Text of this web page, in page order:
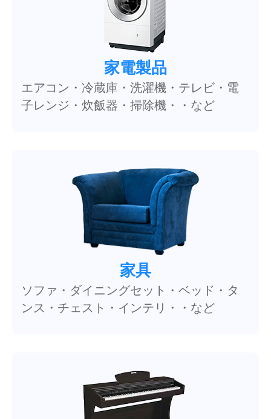
家電製品
エアコン・冷蔵庫・洗濯機・テレビ・電
子レンジ・炊飯器・掃除機・・など
家具
ソファ・ダイニングセット・ベッド・タ
ンス・チェスト・インテリ・・など